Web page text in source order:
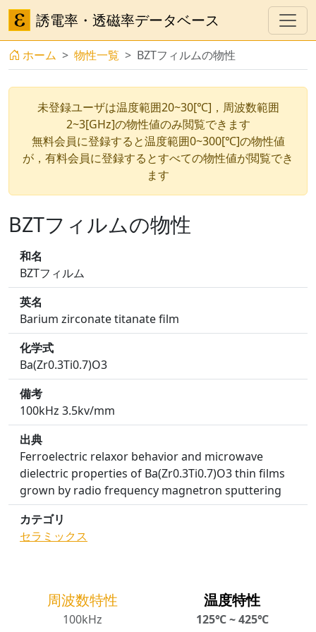
誘電率・透磁率データベース
ホーム 物性一覧 BZTフィルムの物性
未登録ユーザは温度範囲20~30[℃]，周波数範囲
2~3[GHz]の物性値のみ閲覧できます
無料会員に登録すると温度範囲0~300[℃]の物性値
が，有料会員に登録するとすべての物性値が閲覧でき
ます
BZTフィルムの物性
和名
BZTフィルム
英名
Barium zirconate titanate film
化学式
Ba(Zr0.3Ti0.7)O3
備考
100kHz 3.5kv/mm
出典
Ferroelectric relaxor behavior and microwave
dielectric properties of Ba(Zr0.3Ti0.7)O3 thin films
grown by radio frequency magnetron sputtering
カテゴリ
セラミックス
周波数特性
100kHz
温度特性
125℃ ~ 425℃